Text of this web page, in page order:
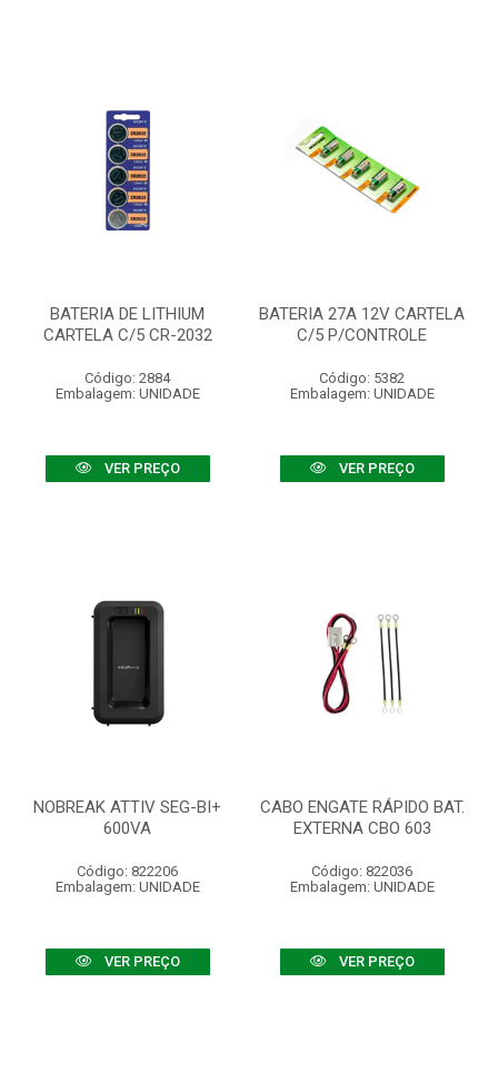
BATERIA DE LITHIUM
CARTELA C/5 CR-2032
Código: 2884
Embalagem: UNIDADE
VER PREÇO
BATERIA 27A 12V CARTELA
C/5 P/CONTROLE
Código: 5382
Embalagem: UNIDADE
VER PREÇO
NOBREAK ATTIV SEG-BI+
600VA
Código: 822206
Embalagem: UNIDADE
VER PREÇO
CABO ENGATE RÁPIDO BAT.
EXTERNA CBO 603
Código: 822036
Embalagem: UNIDADE
VER PREÇO